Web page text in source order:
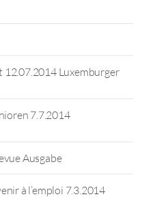
Luxemburger
7.7.2014
Ausgabe
à l’emploi 7.3.2014